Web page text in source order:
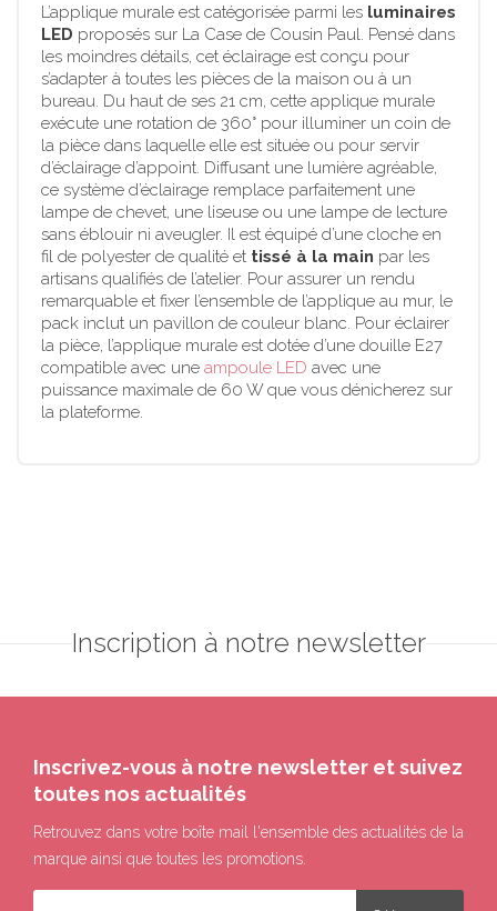
L’applique murale est catégorisée parmi les luminaires
LED proposés sur La Case de Cousin Paul. Pensé dans
les moindres détails, cet éclairage est conçu pour
s’adapter à toutes les pièces de la maison ou à un
bureau. Du haut de ses 21 cm, cette applique murale
exécute une rotation de 360° pour illuminer un coin de
la pièce dans laquelle elle est située ou pour servir
d’éclairage d’appoint. Diffusant une lumière agréable,
ce système d’éclairage remplace parfaitement une
lampe de chevet, une liseuse ou une lampe de lecture
sans éblouir ni aveugler. Il est équipé d’une cloche en
fil de polyester de qualité et tissé à la main par les
artisans qualifiés de l’atelier. Pour assurer un rendu
remarquable et fixer l’ensemble de l’applique au mur, le
pack inclut un pavillon de couleur blanc. Pour éclairer
la pièce, l’applique murale est dotée d’une douille E27
compatible avec une ampoule LED avec une
puissance maximale de 60 W que vous dénicherez sur
la plateforme.
Inscription à notre newsletter
Inscrivez-vous à notre newsletter et suivez
toutes nos actualités
Retrouvez dans votre boîte mail l'ensemble des actualités de la
marque ainsi que toutes les promotions.